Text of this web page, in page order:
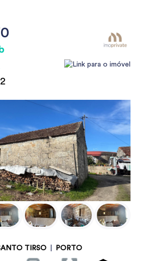
TIRSO PORTO